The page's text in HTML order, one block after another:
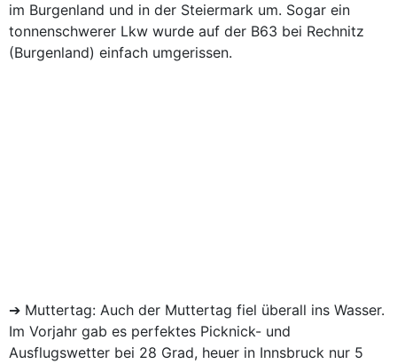
im Burgenland und in der Steiermark um. Sogar ein
tonnenschwerer Lkw wurde auf der B63 bei Rechnitz
(Burgenland) einfach umgerissen.
➔ Muttertag: Auch der Muttertag fiel überall ins Wasser.
Im Vorjahr gab es perfektes Picknick- und
Ausflugswetter bei 28 Grad, heuer in Innsbruck nur 5